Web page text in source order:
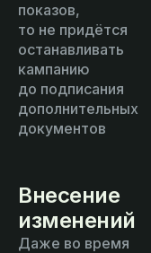
показов,
то не придётся
останавливать
кампанию
до подписания
дополнительных
документов
Внесение
изменений
Даже во время